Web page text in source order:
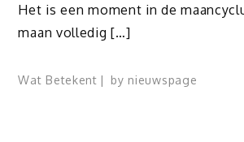
Het is een moment in de
maan volledig […]
Wat Betekent by nieuwspage